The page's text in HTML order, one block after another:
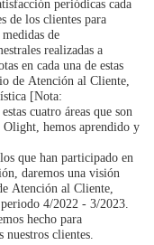
periódicas cada
de los clientes para
de
realizadas a
en cada una de estas
de Atención al Cliente,
[Nota:
cuatro áreas que son
Olight, hemos aprendido y
que han participado en
daremos una visión
Atención al Cliente,
4/2022 - 3/2023.
hecho para
nuestros clientes.